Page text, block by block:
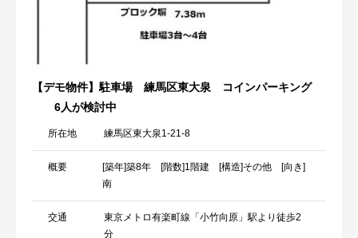
【デモ物件】駐車場 練馬区東大泉 コインパーキング
6人が検討中
所在地 練馬区東大泉1-21-8
概要
[築年]築8年 [階数]1階建 [構造]その他 [向き]
南
交通
東京メトロ有楽町線「小竹向原」駅より徒歩2
分